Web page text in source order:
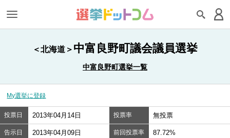
＜北海道＞ 中富良野町議会議員選挙
中富良野町選挙一覧
My選挙に登録
投票日 2013年04月14日 投票率 無投票
告示日 2013年04月09日 前回投票率 87.72%